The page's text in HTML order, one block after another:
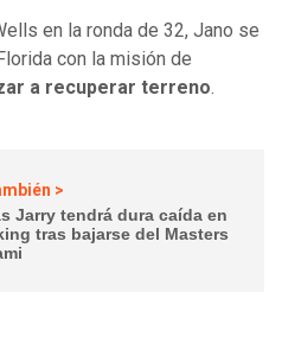
en la ronda de 32, Jano se
con la misión de
a recuperar terreno.
>
Jarry tendrá dura caída en
tras bajarse del Masters